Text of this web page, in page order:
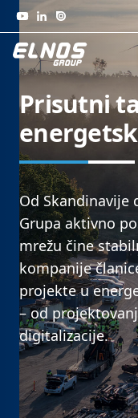
Skip to content
Prisutni
Od Skandinavije
Grupa aktivno
mrežu čine
kompanije
projekte u
– od
digitalizacije.